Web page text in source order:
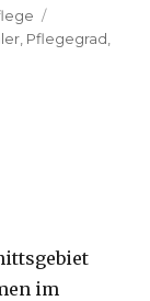
Pflegegrad
im